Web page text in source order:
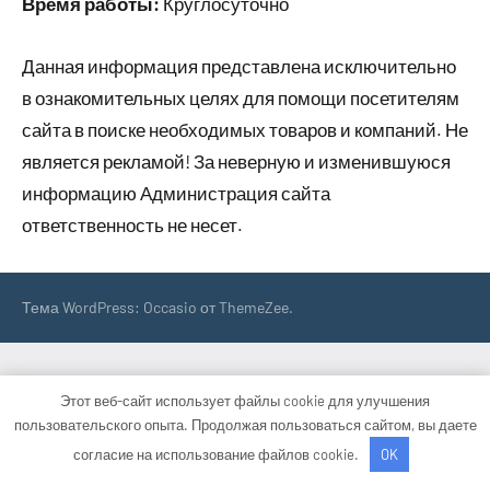
Данная информация представлена исключительно
в ознакомительных целях для помощи посетителям
сайта в поиске необходимых товаров и компаний. Не
является рекламой! За неверную и изменившуюся
информацию Администрация сайта
ответственность не несет.
Тема WordPress: Occasio от ThemeZee.
Этот веб-сайт использует файлы cookie для улучшения
пользовательского опыта. Продолжая пользоваться сайтом, вы даете
согласие на использование файлов cookie.
OK